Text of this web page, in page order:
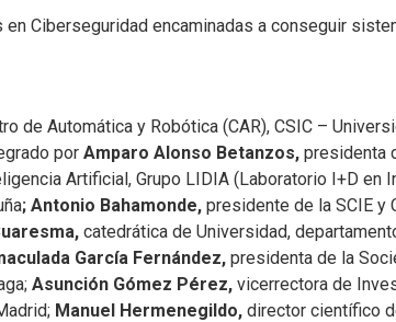
Ciberseguridad encaminadas a conseguir
de Automática y Robótica (CAR), CSIC –
por Amparo Alonso Betanzos, presidenta
Artificial, Grupo LIDIA (Laboratorio I+D en
; Antonio Bahamonde, presidente de la SCIE y
catedrática de Universidad,
García Fernández, presidenta de la
Asunción Gómez Pérez, vicerrectora de
Manuel Hermenegildo, director científico